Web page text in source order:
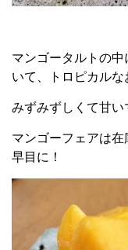
マンゴータルトの
いて、トロピカルな
みずみずしくて甘
マンゴーフェアは
早目に！